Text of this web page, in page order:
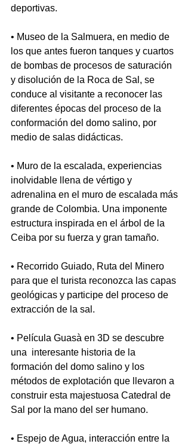
deportivas.
• Museo de la Salmuera, en medio de
los que antes fueron tanques y cuartos
de bombas de procesos de saturación
y disolución de la Roca de Sal, se
conduce al visitante a reconocer las
diferentes épocas del proceso de la
conformación del domo salino, por
medio de salas didácticas.
• Muro de la escalada, experiencias
inolvidable llena de vértigo y
adrenalina en el muro de escalada más
grande de Colombia. Una imponente
estructura inspirada en el árbol de la
Ceiba por su fuerza y gran tamaño.
• Recorrido Guiado, Ruta del Minero
para que el turista reconozca las capas
geológicas y participe del proceso de
extracción de la sal.
• Película Guasà en 3D se descubre
una  interesante historia de la
formación del domo salino y los
métodos de explotación que llevaron a
construir esta majestuosa Catedral de
Sal por la mano del ser humano.
• Espejo de Agua, interacción entre la